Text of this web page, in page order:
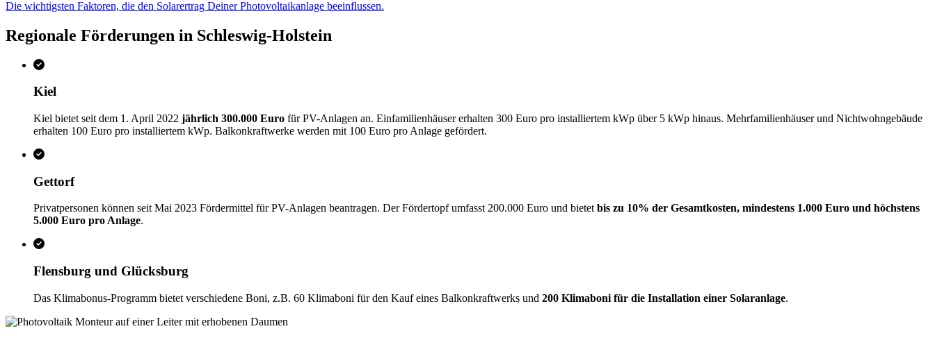
Die wichtigsten Faktoren, die den Solarertrag Deiner Photovoltaikanlage beeinflussen.
Regionale Förderungen in Schleswig-Holstein
Kiel
Kiel bietet seit dem 1. April 2022 jährlich 300.000 Euro für PV-Anlagen an. Einfamilienhäuser erhalten 300 Euro pro installiertem kWp über 5 kWp hinaus. Mehrfamilienhäuser und Nichtwohngebäude
erhalten 100 Euro pro installiertem kWp. Balkonkraftwerke werden mit 100 Euro pro Anlage gefördert.
Gettorf
Privatpersonen können seit Mai 2023 Fördermittel für PV-Anlagen beantragen. Der Fördertopf umfasst 200.000 Euro und bietetbis zu 10% der Gesamtkosten, mindestens 1.000 Euro und höchstens
5.000 Euro pro Anlage.
Flensburg und Glücksburg
Das Klimabonus-Programm bietet verschiedene Boni, z.B. 60 Klimaboni für den Kauf eines Balkonkraftwerks und 200 Klimaboni für die Installation einer Solaranlage.